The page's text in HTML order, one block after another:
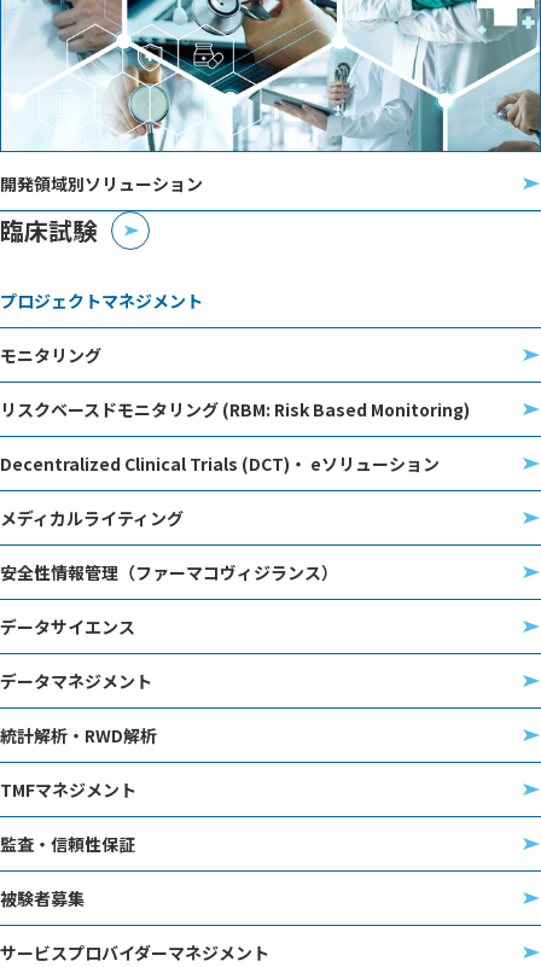
開発領域別ソリューション
臨床試験
プロジェクトマネジメント
モニタリング
リスクベースドモニタリング (RBM: Risk Based Monitoring)
Decentralized Clinical Trials (DCT)・ eソリューション
メディカルライティング
安全性情報管理（ファーマコヴィジランス）
データサイエンス
データマネジメント
統計解析・RWD解析
TMFマネジメント
監査・信頼性保証
被験者募集
サービスプロバイダーマネジメント